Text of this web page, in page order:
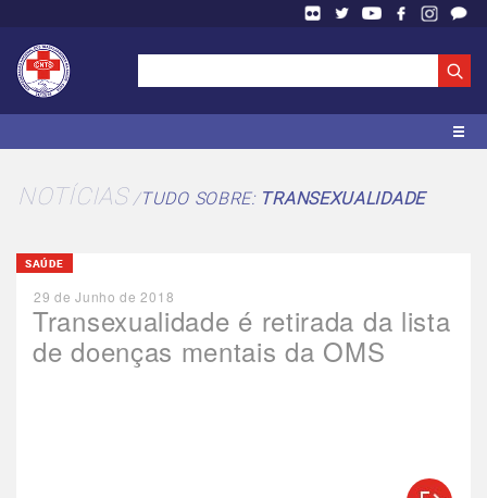
NOTÍCIAS TUDO SOBRE: TRANSEXUALIDADE
Transexualidade é retirada da lista
de doenças mentais da OMS
SAÚDE
29 de Junho de 2018